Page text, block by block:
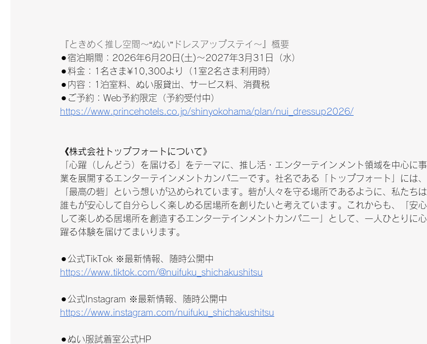
『ときめく推し空間～“ぬい”ドレスアップステイ～』概要
⚫︎宿泊期間：2026年6月20日(土)～2027年3月31日（水）
⚫︎料金：1名さま¥10,300より（1室2名さま利用時）
⚫︎内容：1泊室料、ぬい服貸出、サービス料、消費税
⚫︎ご予約：Web予約限定（予約受付中）
https://www.princehotels.co.jp/shinyokohama/plan/nui_dressup2026/
《株式会社トップフォートについて》
「心躍（しんどう）を届ける」をテーマに、推し活・エンターテインメント領域を中心に事
業を展開するエンターテインメントカンパニーです。社名である「トップフォート」には、
「最高の砦」という想いが込められています。砦が人々を守る場所であるように、私たちは
誰もが安心して自分らしく楽しめる居場所を創りたいと考えています。これからも、「安心
して楽しめる居場所を創造するエンターテインメントカンパニー」として、一人ひとりに心
躍る体験を届けてまいります。
⚫︎公式TikTok ※最新情報、随時公開中
https://www.tiktok.com/@nuifuku_shichakushitsu
⚫︎公式Instagram ※最新情報、随時公開中
https://www.instagram.com/nuifuku_shichakushitsu
⚫︎ぬい服試着室公式HP